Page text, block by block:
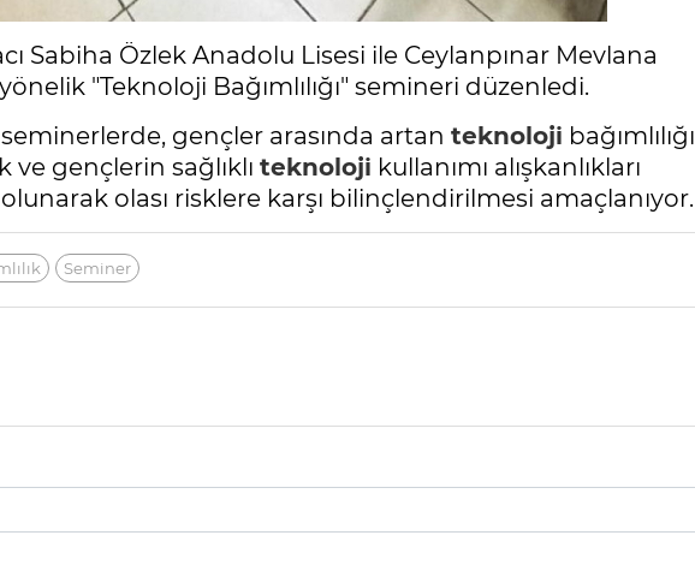
Sabiha Özlek Anadolu Lisesi ile Ceylanpınar Mevlana
"Teknoloji Bağımlılığı" semineri düzenledi.
gençler arasında artan teknoloji bağımlılığı
gençlerin sağlıklı teknoloji kullanımı alışkanlıkları
olası risklere karşı bilinçlendirilmesi amaçlanıyor.
Seminer